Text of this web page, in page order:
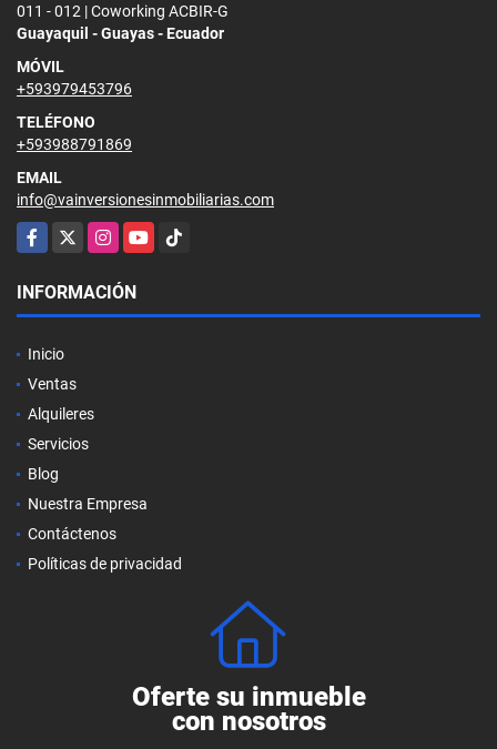
011 - 012 | Coworking ACBIR-G
Guayaquil - Guayas - Ecuador
MÓVIL
+593979453796
TELÉFONO
+593988791869
EMAIL
info@vainversionesinmobiliarias.com
Facebook
X InstagramYouTubeTikTok
INFORMACIÓN
Inicio
Ventas
Alquileres
Servicios
Blog
Nuestra Empresa
Contáctenos
Políticas de privacidad
Oferte su inmueble
con nosotros